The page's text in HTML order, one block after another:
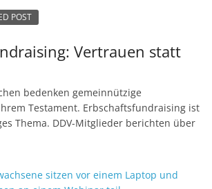
POST
Vertrauen statt
bedenken gemeinnützige
Testament. Erbschaftsfundraising ist
Thema. DDV-Mitglieder berichten über